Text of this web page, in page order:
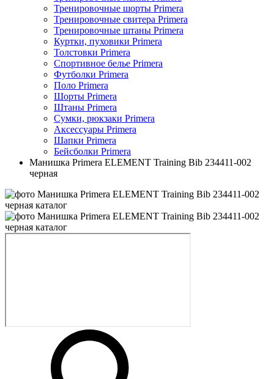
Тренировочные шорты Primera
Тренировочные свитера Primera
Тренировочные штаны Primera
Куртки, пуховики Primera
Толстовки Primera
Спортивное белье Primera
Футболки Primera
Поло Primera
Шорты Primera
Штаны Primera
Сумки, рюкзаки Primera
Аксессуары Primera
Шапки Primera
Бейсболки Primera
Манишка Primera ELEMENT Training Bib 234411-002
черная